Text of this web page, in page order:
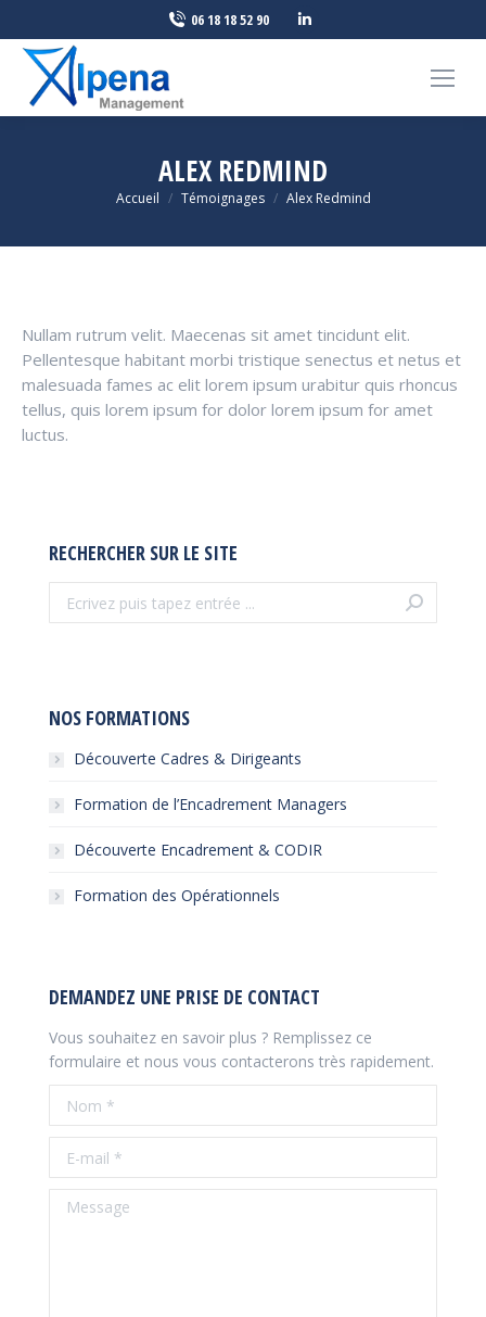
06 18 18 52 90
window
ALEX REDMIND
Vous êtes ici :
Accueil Témoignages Alex Redmind
Nullam rutrum velit. Maecenas sit amet tincidunt elit.
Pellentesque habitant morbi tristique senectus et netus et
malesuada fames ac elit lorem ipsum urabitur quis rhoncus
tellus, quis lorem ipsum for dolor lorem ipsum for amet
luctus.
RECHERCHER SUR LE SITE
NOS FORMATIONS
Découverte Cadres & Dirigeants
Formation de l’Encadrement Managers
Découverte Encadrement & CODIR
Formation des Opérationnels
DEMANDEZ UNE PRISE DE CONTACT
Vous souhaitez en savoir plus ? Remplissez ce
formulaire et nous vous contacterons très rapidement.
Nom *
E-mail *
Message